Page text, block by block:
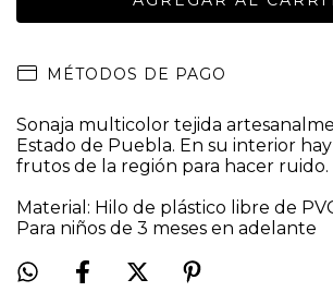
MÉTODOS DE PAGO
Sonaja multicolor tejida
Estado de Puebla. En su interior
frutos de la región para hacer ruido.
Material: Hilo de plástico libre de
Para niños de 3 meses en adelante